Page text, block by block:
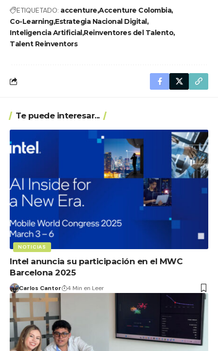
ETIQUETADO: accenture Accenture Colombia
Co-LearningEstrategia Nacional Digital
Inteligencia ArtificialReinventores del Talento
Talent Reinventors
Te puede interesar...
NOTICIAS
Intel anuncia su participación en el MWC
Barcelona 2025
Carlos Cantor 4 Min en Leer